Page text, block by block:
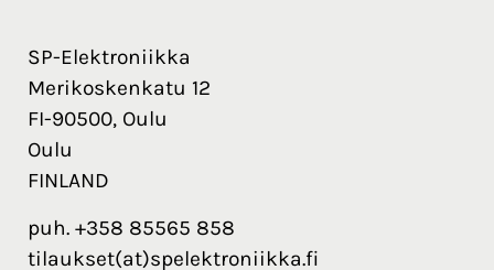
SP-Elektroniikka
Merikoskenkatu 12
FI-90500, Oulu
Oulu
FINLAND
puh. +358 85565 858
tilaukset(at)spelektroniikka.fi